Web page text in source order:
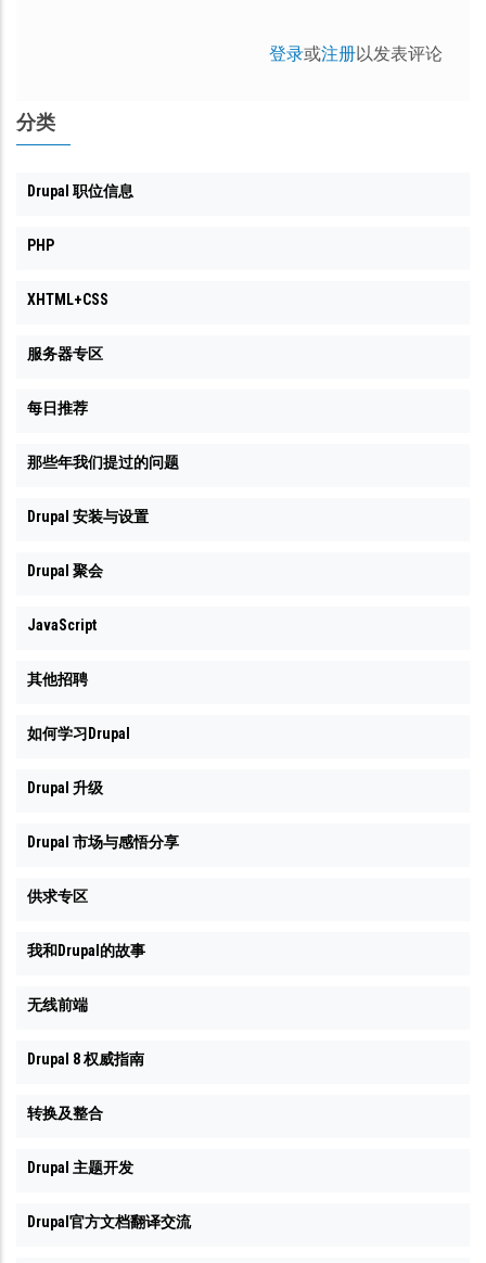
登录或注册以发表评论
分类
Drupal 职位信息
PHP
XHTML+CSS
服务器专区
每日推荐
那些年我们提过的问题
Drupal 安装与设置
Drupal 聚会
JavaScript
其他招聘
如何学习Drupal
Drupal 升级
Drupal 市场与感悟分享
供求专区
我和Drupal的故事
无线前端
Drupal 8 权威指南
转换及整合
Drupal 主题开发
Drupal官方文档翻译交流